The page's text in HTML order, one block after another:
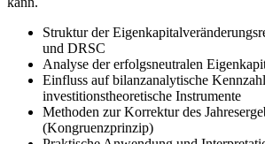
Struktur der
und DRSC
Analyse der erfolgsneutralen
Einfluss auf bilanzanalytische
investitionstheoretische Instrumente
Methoden zur Korrektur des
(Kongruenzprinzip)